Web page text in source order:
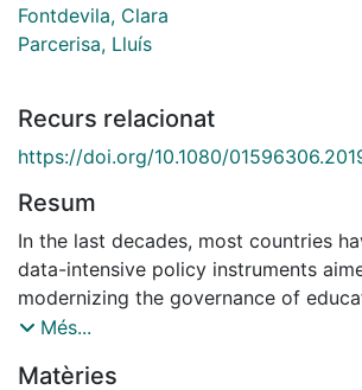
Fontdevila, Clara
Parcerisa, Lluís
Recurs relacionat
https://doi.org/10.1080/
Resum
In the last decades, most countries
data-intensive policy instruments
modernizing the governance of
and strengthening their
based accountabilities have
Més...
Matèries